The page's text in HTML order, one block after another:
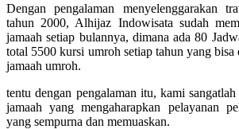
Dengan pengalaman menyelenggarakan
tahun 2000, Alhijaz Indowisata sudah
jamaah setiap bulannya, dimana ada 80
total 5500 kursi umroh setiap tahun yang
jamaah umroh.
tentu dengan pengalaman itu, kami
jamaah yang mengaharapkan pelayanan
yang sempurna dan memuaskan.